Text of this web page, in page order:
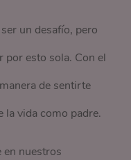
un desafío, pero
por esto sola. Con el
de sentirte
la vida como padre.
en nuestros